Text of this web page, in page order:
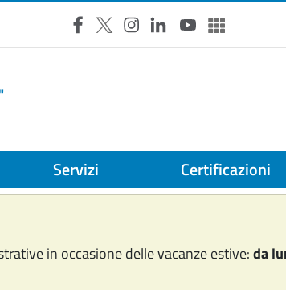
Facebook
X Instagram
LinkedInYouTubeAltri social
Servizi Certificazioni
in occasione delle vacanze estive:da